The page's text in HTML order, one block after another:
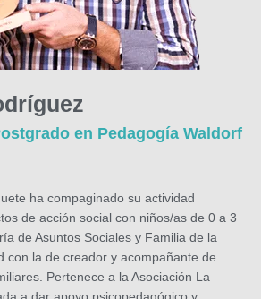
en Pedagogía Waldorf
ha compaginado su actividad
de acción social con niños/as de 0 a 3
de Asuntos Sociales y Familia de la
con la de creador y acompañante de
Pertenece a la Asociación La
a dar apoyo psicopedagógico y